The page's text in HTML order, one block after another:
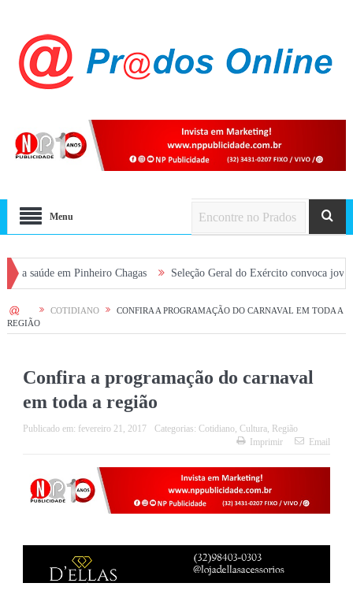
Menu
em Pinheiro Chagas Seleção Geral do Exército convoca jovens
HOME COTIDIANO
CONFIRA A PROGRAMAÇÃO DO CARNAVAL EM TODA A
REGIÃO
Confira a programação do carnaval
em toda a região
Publicado em: fevereiro 21, 2017 Categorias: Cotidiano, Cultura, Região
Imprimir
Email